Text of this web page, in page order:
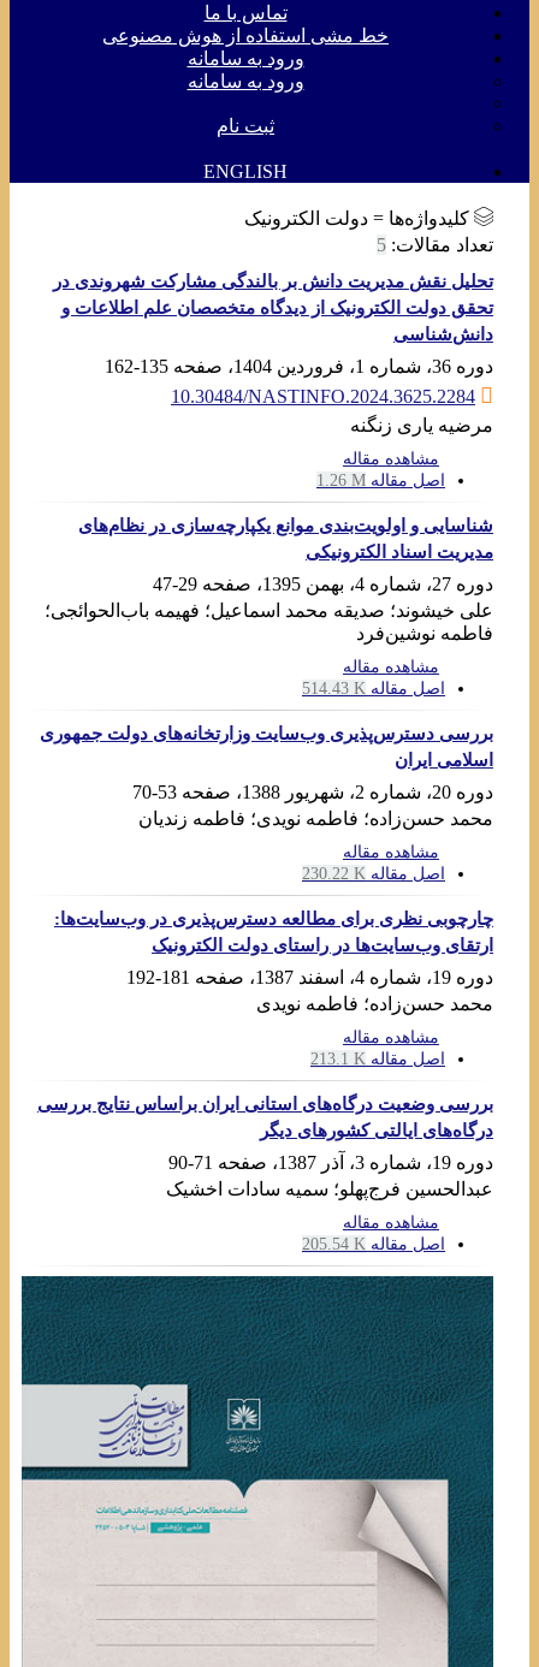
تماس با ما
خط مشی استفاده از هوش مصنوعی
ورود به سامانه
ورود به سامانه
ثبت نام
ENGLISH
کلیدواژه‌ها = دولت الکترونیک
تعداد مقالات: 5
تحلیل نقش مدیریت دانش بر بالندگی مشارکت شهروندی در
تحقق دولت الکترونیک از دیدگاه متخصصان علم اطلاعات و
دانش‌شناسی
دوره 36، شماره 1، فروردین 1404، صفحه
135-162
10.30484/NASTINFO.2024.3625.2284
مرضیه یاری زنگنه
مشاهده مقاله
اصل مقاله 1.26 M
شناسایی و اولویت‌بندی موانع یکپارچه‌سازی در نظام‌‏های
مدیریت اسناد الکترونیکی
دوره 27، شماره 4، بهمن 1395، صفحه
29-47
علی خیشوند؛ صدیقه محمد اسماعیل؛ فهیمه باب‌الحوائجی؛
فاطمه نوشین‌فرد
مشاهده مقاله
اصل مقاله 514.43 K
بررسی دسترس‌پذیری وب‌سایت وزارتخانه‌های دولت جمهوری
اسلامی ایران
دوره 20، شماره 2، شهریور 1388، صفحه
53-70
محمد حسن‌زاده؛ فاطمه نویدی؛ فاطمه زندیان
مشاهده مقاله
اصل مقاله 230.22 K
چارچوبی نظری برای مطالعه دسترس‌پذیری در وب‌سایت‌ها:
ارتقای وب‌سایت‌ها در راستای دولت الکترونیک
دوره 19، شماره 4، اسفند 1387، صفحه
181-192
محمد حسن‌زاده؛ فاطمه نویدی
مشاهده مقاله
اصل مقاله 213.1 K
بررسی وضعیت درگاه‌های استانی ایران براساس نتایج بررسی
درگاه‌های ایالتی کشورهای دیگر
دوره 19، شماره 3، آذر 1387، صفحه
71-90
عبدالحسین فرج‌پهلو؛ سمیه سادات اخشیک
مشاهده مقاله
اصل مقاله 205.54 K